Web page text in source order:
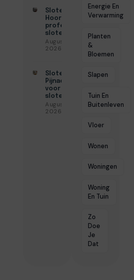
Slotenmaker
Hoorn voor
professionele
slotenservice
Augustus 3,
2026
Slotenmaker
Pijnacker
voor snelle
slotenservice
Augustus 3,
2026
Energie En
Verwarming
Planten
&
Bloemen
Slapen
Tuin En
Buitenleven
Vloer
Wonen
Woningen
Woning
En Tuin
Zo
Doe
Je
Dat